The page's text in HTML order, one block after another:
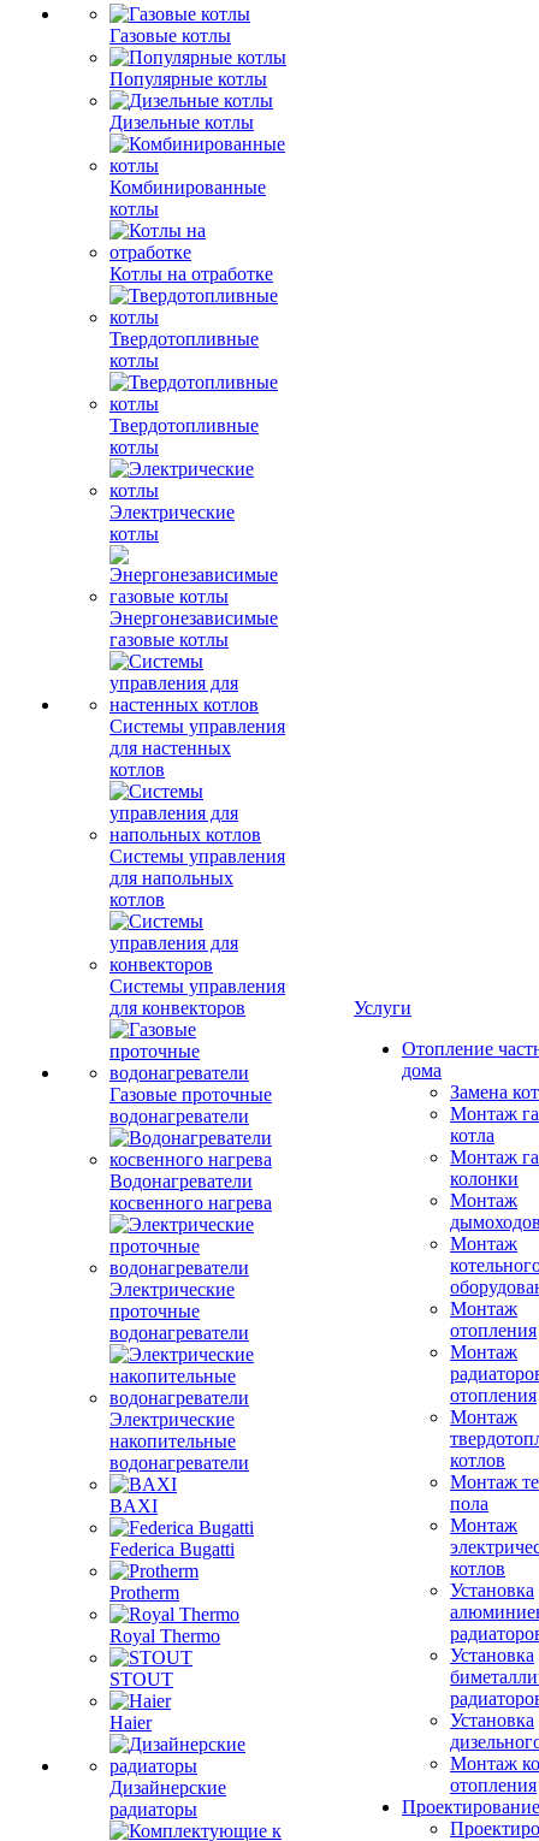
Газовые котлы
Популярные котлы
Дизельные котлы
Комбинированные
котлы
Котлы на отработке
Твердотопливные
котлы
Твердотопливные
котлы
Электрические
котлы
Энергонезависимые
газовые котлы
Системы управления
для настенных
котлов
Системы управления
для напольных
котлов
Системы управления
для конвекторов
Газовые проточные
водонагреватели
Водонагреватели
косвенного нагрева
Электрические
проточные
водонагреватели
Электрические
накопительные
водонагреватели
BAXI
Federica Bugatti
Protherm
Royal Thermo
STOUT
Haier
Дизайнерские
радиаторы
Услуги
Отопление
дома
Замена
Монтаж
котла
Монтаж
колонки
Монтаж
Монтаж
Монтаж
отопления
Монтаж
отопления
Монтаж
котлов
Монтаж
пола
Монтаж
котлов
Установка
Установка
Установка
Монтаж
отопления
Проектирование